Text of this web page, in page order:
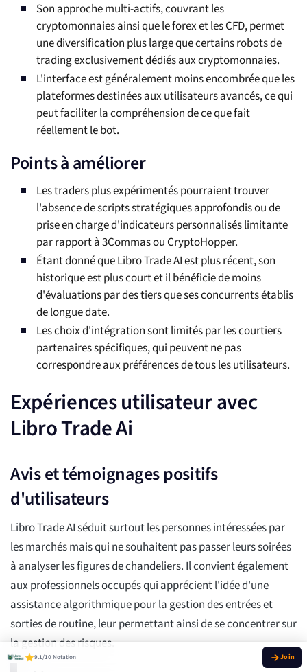
Son approche multi-actifs, couvrant les
cryptomonnaies ainsi que le forex et les CFD, permet
une diversification plus large que certains robots de
trading exclusivement dédiés aux cryptomonnaies.
L'interface est généralement moins encombrée que les
plateformes destinées aux utilisateurs avancés, ce qui
peut faciliter la compréhension de ce que fait
réellement le bot.
Points à améliorer
Les traders plus expérimentés pourraient trouver
l'absence de scripts stratégiques approfondis ou de
prise en charge d'indicateurs personnalisés limitante
par rapport à 3Commas ou CryptoHopper.
Étant donné que Libro Trade AI est plus récent, son
historique est plus court et il bénéficie de moins
d'évaluations par des tiers que ses concurrents établis
de longue date.
Les choix d'intégration sont limités par les courtiers
partenaires spécifiques, qui peuvent ne pas
correspondre aux préférences de tous les utilisateurs.
Expériences utilisateur avec
Libro Trade Ai
Avis et témoignages positifs
d'utilisateurs
Libro Trade AI séduit surtout les personnes intéressées par
les marchés mais qui ne souhaitent pas passer leurs soirées
à analyser les figures de chandeliers. Il convient également
aux professionnels occupés qui apprécient l'idée d'une
assistance algorithmique pour la gestion des entrées et
sorties de routine, leur permettant ainsi de se concentrer sur
la gestion des risques.
9.1/10 Notation